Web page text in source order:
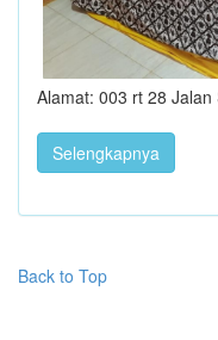
Alamat: 003 rt 28
Selengkapnya
Back to Top